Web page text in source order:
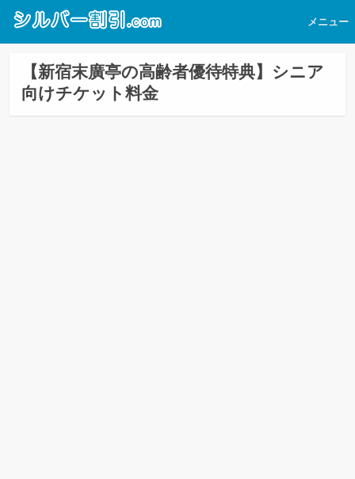
メニュー
【新宿末廣亭の高齢者優待特典】シニア
向けチケット料金